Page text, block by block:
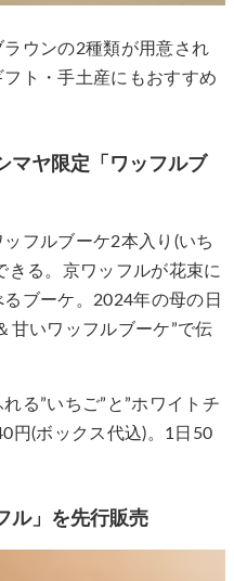
ウンの2種類が用意され
ト・手土産にもおすすめ
マヤ限定「ワッフルブ
フルブーケ2本入り(いち
きる。京ワッフルが花束に
ブーケ。2024年の母の日
甘いワッフルブーケ”で伝
る”いちご”と”ホワイトチ
円(ボックス代込)。1日50
ル」を先行販売